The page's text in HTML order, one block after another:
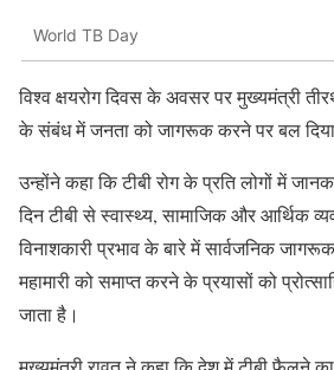
World TB Day
विश्व क्षयरोग दिवस के अवसर पर मुख्यमंत्री
के संबंध में जनता को जागरूक करने पर बल
उन्होंने कहा कि टीबी रोग के प्रति लोगों में
दिन टीबी से स्वास्थ्य, सामाजिक और आर्थिक
विनाशकारी प्रभाव के बारे में सार्वजनिक
महामारी को समाप्त करने के प्रयासों को
जाता है।